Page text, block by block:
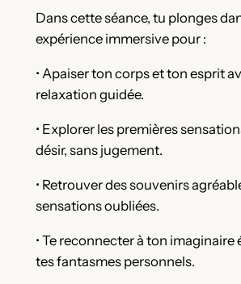
Dans cette séance, tu plonges
expérience immersive pour :
• Apaiser ton corps et ton esprit
relaxation guidée.
• Explorer les premières
désir, sans jugement.
• Retrouver des souvenirs
sensations oubliées.
• Te reconnecter à ton imaginaire
tes fantasmes personnels.